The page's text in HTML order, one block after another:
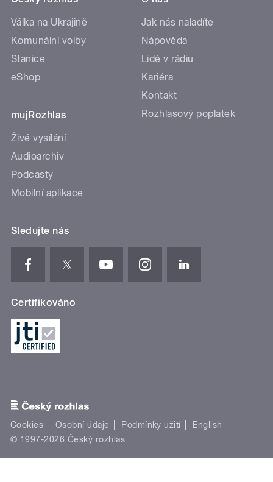
Válka na Ukrajině
Komunální volby
Stanice
eShop
mujRozhlas
Živé vysílání
Audioarchiv
Podcasty
Mobilní aplikace
Jak nás naladíte
Nápověda
Lidé v rádiu
Kariéra
Kontakt
Rozhlasový poplatek
Sledujte nás
Certifikováno
Cookies Osobní údaje Podmínky užití
English
© 1997-2026 Český rozhlas